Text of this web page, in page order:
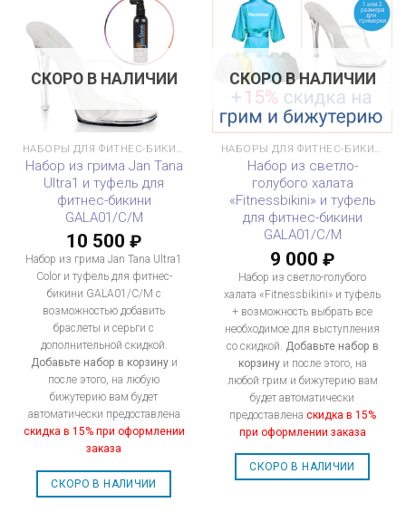
СКОРО В НАЛИЧИИ
Набор из грима Jan Tana
Ultra1 и туфель для
фитнес-бикини
GALA01/C/M
10 500 ₽
Набор из грима Jan Tana Ultra1
Color и туфель для фитнес-
бикини GALA01/C/M с
возможностью добавить
браслеты и серьги с
дополнительной скидкой.
Добавьте набор в корзинуи
после этого, на любую
бижутерию вам будет
автоматически предоставлена
скидка в 15% при оформлении
заказа
СКОРО В НАЛИЧИИ
СКОРО В НАЛИЧИИ
НАБОРЫ ДЛЯ ФИТНЕС-БИКИНИ
Набор из светло-
голубого халата
«Fitnessbikini» и туфель
для фитнес-бикини
GALA01/C/M
9 000 ₽
Набор из светло-голубого
халата «Fitnessbikini» и туфель
+ возможность выбрать все
необходимое для выступления
со скидкой. Добавьте набор в
корзинуи после этого, на
любой грим и бижутерию вам
будет автоматически
предоставлена скидка в 15%
при оформлении заказа
СКОРО В НАЛИЧИИ